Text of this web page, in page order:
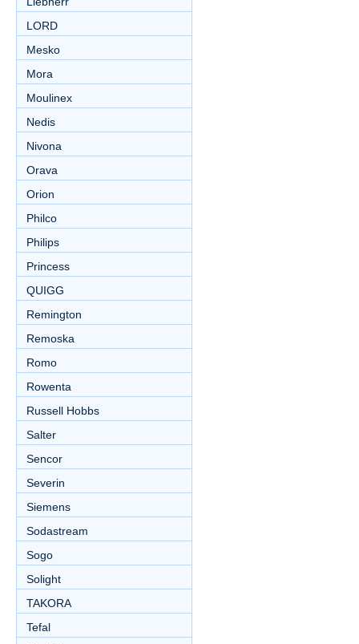
LORD
Mesko
Mora
Moulinex
Nedis
Nivona
Orava
Orion
Philco
Philips
Princess
QUIGG
Remington
Remoska
Romo
Rowenta
Russell Hobbs
Salter
Sencor
Severin
Siemens
Sodastream
Sogo
Solight
TAKORA
Tefal